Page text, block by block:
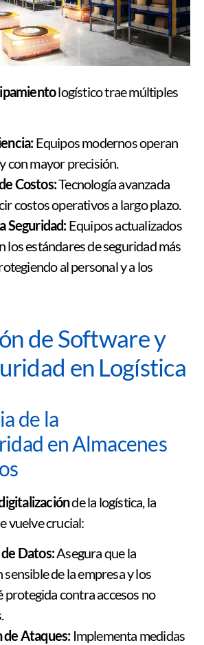
logístico trae múltiples
Equipos modernos operan
con mayor precisión.
Costos:Tecnología avanzada
costos operativos a largo plazo.
Seguridad:Equipos actualizados
los estándares de seguridad más
al personal y a los
de Software y
en Logística
de la
en Almacenes
de la logística, la
vuelve crucial:
Datos:Asegura que la
de la empresa y los
protegida contra accesos no
Ataques:Implementa medidas